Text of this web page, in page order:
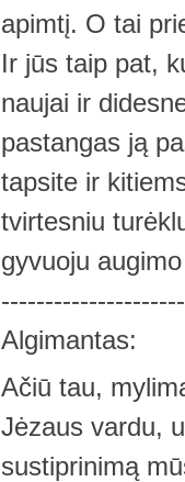
apimtį. O tai
Ir jūs taip pat,
naujai ir
pastangas ją
tapsite ir
tvirtesniu
gyvuoju
Algimantas:
Ačiū tau,
Jėzaus vardu,
sustiprinimą